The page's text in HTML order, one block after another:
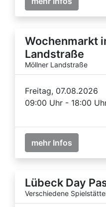
Wochenmarkt
Landstraße
Möllner Landstraße
Freitag, 07.08.2026
09:00 Uhr - 18:00
mehr Infos
Lübeck Day
Verschiedene